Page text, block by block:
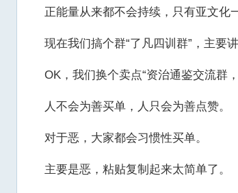
正能量从来都不会持续，只有亚文化
现在我们搞个群“了凡四训群”，主要
OK，我们换个卖点“资治通鉴交流群
人不会为善买单，人只会为善点赞。
对于恶，大家都会习惯性买单。
主要是恶，粘贴复制起来太简单了。